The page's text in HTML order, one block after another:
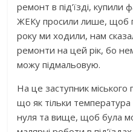
ремонт в під’їзді, купили
ЖЕКу просили лише, щоб
року ми ходили, нам
ремонти на цей рік, бо
можу підмальовую.
На це заступник міського
що як тільки температура
нуля та вище, щоб була